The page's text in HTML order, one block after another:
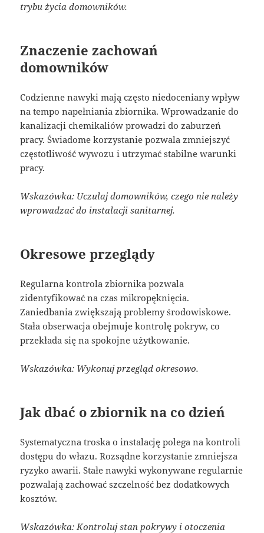
trybu życia domowników.
Znaczenie zachowań
domowników
Codzienne nawyki mają często niedoceniany wpływ
na tempo napełniania zbiornika. Wprowadzanie do
kanalizacji chemikaliów prowadzi do zaburzeń
pracy. Świadome korzystanie pozwala zmniejszyć
częstotliwość wywozu i utrzymać stabilne warunki
pracy.
Wskazówka: Uczulaj domowników, czego nie należy
wprowadzać do instalacji sanitarnej.
Okresowe przeglądy
Regularna kontrola zbiornika pozwala
zidentyfikować na czas mikropęknięcia.
Zaniedbania zwiększają problemy środowiskowe.
Stała obserwacja obejmuje kontrolę pokryw, co
przekłada się na spokojne użytkowanie.
Wskazówka: Wykonuj przegląd okresowo.
Jak dbać o zbiornik na co dzień
Systematyczna troska o instalację polega na kontroli
dostępu do włazu. Rozsądne korzystanie zmniejsza
ryzyko awarii. Stałe nawyki wykonywane regularnie
pozwalają zachować szczelność bez dodatkowych
kosztów.
Wskazówka: Kontroluj stan pokrywy i otoczenia